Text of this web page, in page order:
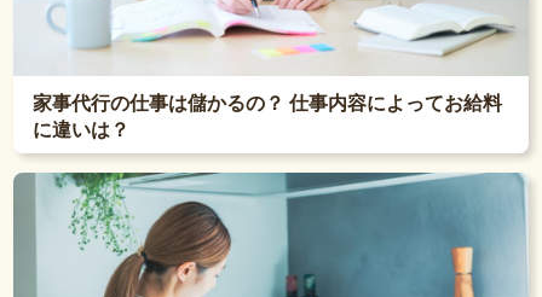
家事代行の仕事は儲かるの？ 仕事内容によってお給料
に違いは？